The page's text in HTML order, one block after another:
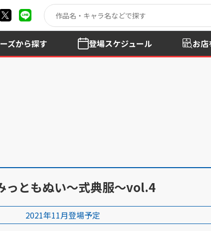
ズから探す 登場スケジュール お店
っともぬい～式典服～vol.4
2021年11月登場予定